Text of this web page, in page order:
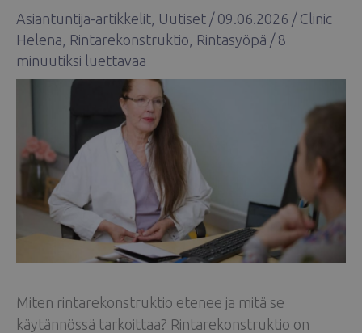
Asiantuntija-artikkelit Uutiset / 09.06.2026 / Clinic
Helena Rintarekonstruktio Rintasyöpä / 8
minuutiksi luettavaa
Miten rintarekonstruktio etenee ja mitä se
käytännössä tarkoittaa? Rintarekonstruktio on